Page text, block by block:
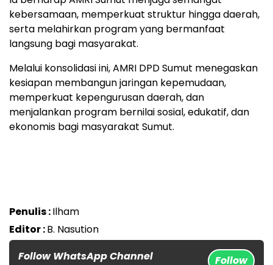
kebersamaan, memperkuat struktur hingga daerah,
serta melahirkan program yang bermanfaat
langsung bagi masyarakat.
Melalui konsolidasi ini, AMRI DPD Sumut menegaskan
kesiapan membangun jaringan kepemudaan,
memperkuat kepengurusan daerah, dan
menjalankan program bernilai sosial, edukatif, dan
ekonomis bagi masyarakat Sumut.
Penulis :Ilham
Editor :B. Nasution
Follow WhatsApp Channel
Follow